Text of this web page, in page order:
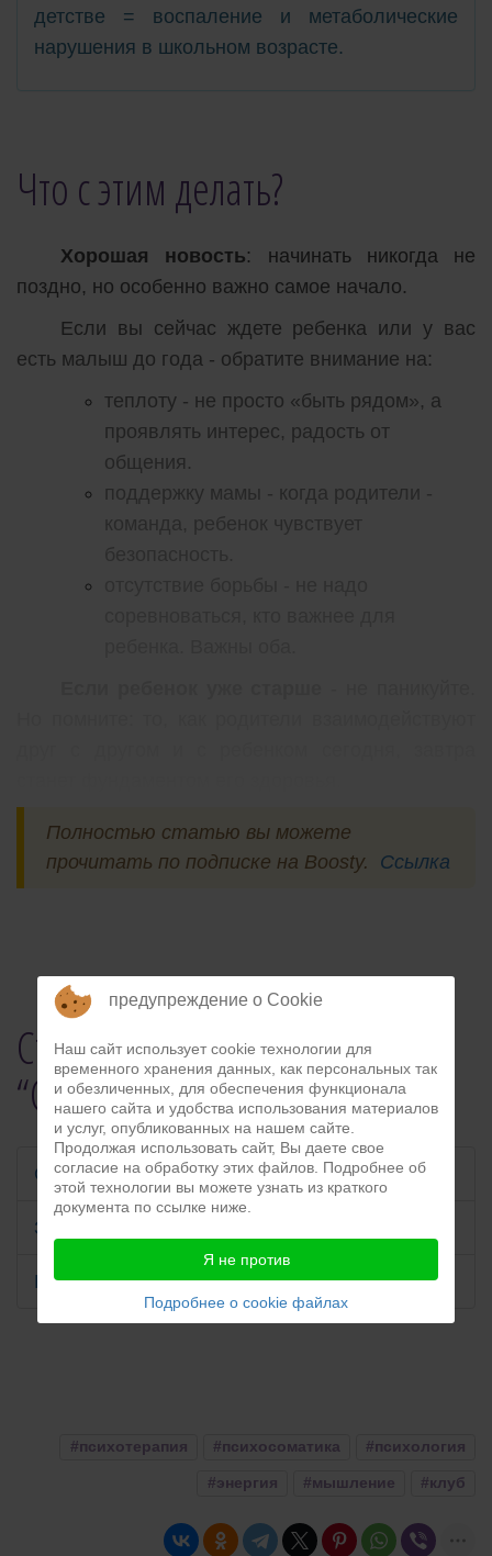
детстве = воспаление и метаболические
нарушения в школьном возрасте.
Что с этим делать?
Хорошая новость: начинать никогда не
поздно, но особенно важно самое начало.
Если вы сейчас ждете ребенка или у вас
есть малыш до года - обратите внимание на:
теплоту - не просто «быть рядом», а
проявлять интерес, радость от
общения.
поддержку мамы - когда родители -
команда, ребенок чувствует
Полностью статью вы можете
прочитать по подписке на Boosty. Ссылка
Статьи и техники из раздела
“Семья и отношения”
Окружение и здоровье
Здоровые отношения
Конфликты
#психология
#психосоматика
#психотерапия
#клуб
#мышление
#энергия
предупреждение о Cookie
Наш сайт использует cookie технологии для
временного хранения данных, как персональных так
и обезличенных, для обеспечения функционала
нашего сайта и удобства использования материалов
и услуг, опубликованных на нашем сайте.
Продолжая использовать сайт, Вы даете свое
согласие на обработку этих файлов. Подробнее об
этой технологии вы можете узнать из краткого
документа по ссылке ниже.
Я не против
Подробнее о cookie файлах